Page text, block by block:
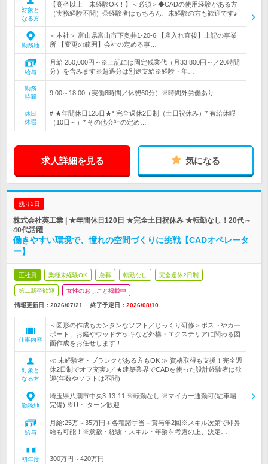
対象と
なる方
【高卒以上｜未経験OK！】＜必須＞◆CADの使用経験がある方
（実務経験不問）◎経験者はもちろん、未経験の方も歓迎です♪
勤務地
＜本社＞ 富山県富山市下奥井1-20-6 【雇入れ直後】上記の事業
所 【変更の範囲】会社の定める事…
給与
月給 250,000円～※上記には固定残業代（月33,800円～／20時間
分）を含みます※超過分は別途支給※経験・年…
勤務
時間
9:00～18:00（実働8時間／休憩60分）※時間外労働あり
休日
休暇
# ★年間休日125日★* 完全週休2日制（土日祝休み）* 有給休暇
（10日～）* その他会社の定め…
求人詳細を見る 気になる
残り2日
株式会社英工業 | ★年間休日120日 ★完全土日祝休み ★転勤なし！20代～
40代活躍
働きやすい環境で、憧れの空間づくりに挑戦【CADオペレータ
ー】
正社員 業種未経験OK 急募 転勤なし 完全週休2日制
第二新卒歓迎 女性のおしごと掲載中
情報更新日：2026/07/21 終了予定日： 2026/08/10
仕事内容
＜図形の作成もカンタンなソフト／じっくり研修＞ポストやカー
ポート、お庭やウッドデッキなど外構・エクステリアに関わる図
面作成をお任せします！
対象と
なる方
≪ 未経験者・ブランクがある方もOK ≫ 資格取得も支援！完全週
休2日制でオフ充実♪／★建築業界でCADを使った設計経験者は歓
迎(年数やソフトは不問)
勤務地
埼玉県八潮市中央3-13-11 ※転勤なし ※マイカー通勤可(駐車場
完備) ※U・Iターン歓迎
給与
月給:25万～35万円＋各種諸手当＋賞与年2回※スキル次第で即昇
給も可能！※意欲・経験・スキル・年齢を考慮の上、決定…
初年度
300万円～420万円